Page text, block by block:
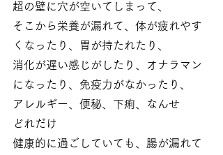
超の壁に穴が空いてしまって、
そこから栄養が漏れて、体が疲れやす
くなったり、胃が持たれたり、
消化が遅い感じがしたり、オナラマン
になったり、免疫力がなかったり、
アレルギー、便秘、下痢、なんせ
どれだけ
健康的に過ごしていても、腸が漏れて